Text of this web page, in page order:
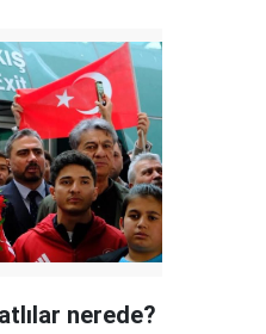
nerede?